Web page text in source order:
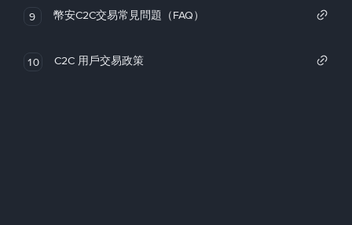
9 幣安C2C交易常見問題（FAQ）
10 C2C 用戶交易政策